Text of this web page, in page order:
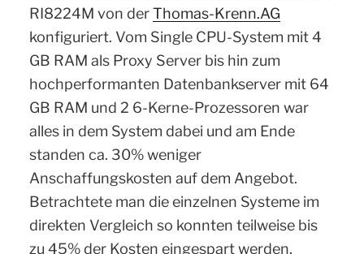
RI8224M von derThomas-Krenn.AG
konfiguriert. Vom Single CPU-System mit 4
GB RAM als Proxy Server bis hin zum
hochperformanten Datenbankserver mit 64
GB RAM und 2 6-Kerne-Prozessoren war
alles in dem System dabei und am Ende
standen ca. 30% weniger
Anschaffungskosten auf dem Angebot.
Betrachtete man die einzelnen Systeme im
direkten Vergleich so konnten teilweise bis
zu 45% der Kosten eingespart werden,